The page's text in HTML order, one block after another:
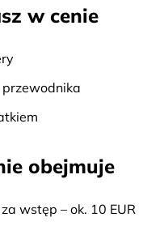
w cenie
przewodnika
obejmuje
wstęp – ok. 10 EUR